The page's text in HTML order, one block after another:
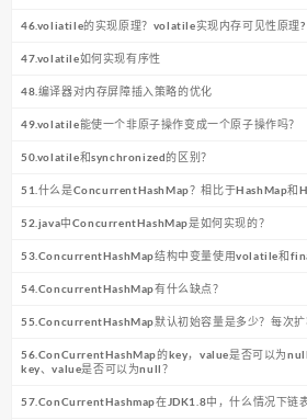
46.voliatile的实现原理？volatile实现内存可见性原理?
47.volatile如何实现有序性
48.编译器对内存屏障插入策略的优化
49.volatile能使一个非原子操作变成一个原子操作吗？
50.volatile和synchronized的区别？
51.什么是ConcurrentHashMap？相比于HashMap和
52.java中ConcurrentHashMap是如何实现的？
53.ConcurrentHashMap结构中变量使用volatile和
54.ConcurrentHashMap有什么缺点？
55.ConcurrentHashMap默认初始容量是多少？每次扩
56.ConCurrentHashMap的key，value是否可以为
key、value是否可以为null？
57.ConCurrentHashmap在JDK1.8中，什么情况下链